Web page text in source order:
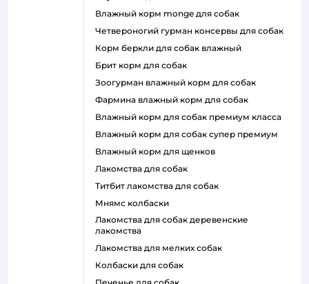
влажный корм monge для собак
четвероногий гурман консервы для собак
корм беркли для собак влажный
брит корм для собак
зоогурман влажный корм для собак
фармина влажный корм для собак
влажный корм для собак премиум класса
влажный корм для собак супер премиум
влажный корм для щенков
лакомства для собак
титбит лакомства для собак
мнямс колбаски
лакомства для собак деревенские
лакомства
лакомства для мелких собак
колбаски для собак